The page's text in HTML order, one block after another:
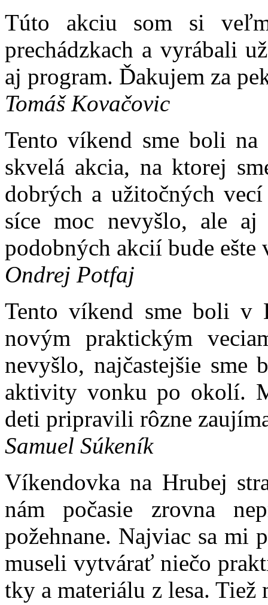
Túto akciu som si
prechádzkach a vyrábali
aj program. Ďakujem za
Tomáš Kovačovic
Tento víkend sme boli
skvelá akcia, na ktorej
dobrých a užitočných
síce moc nevyšlo, ale
podobných akcií bude ešte
Ondrej Potfaj
Tento víkend sme boli v
novým praktickým
nevyšlo, najčastejšie
aktivity vonku po okolí.
deti pripravili rôzne
Samuel Súkeník
Víkendovka na Hrubej
nám počasie zrovna
požehnane. Najviac sa mi
museli vytvárať niečo
tky a materiálu z lesa.